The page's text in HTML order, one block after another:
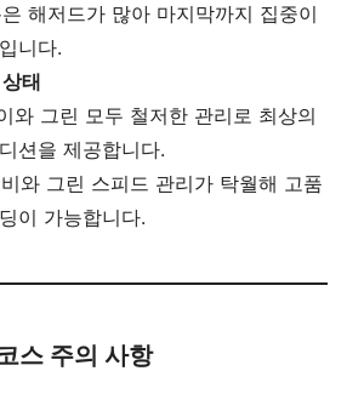
해저드가 많아 마지막까지 집중이
니다.
태
와 그린 모두 철저한 관리로 최상의
션을 제공합니다.
와 그린 스피드 관리가 탁월해 고품
이 가능합니다.
스 주의 사항